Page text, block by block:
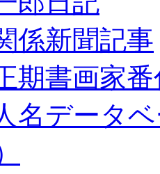
係新聞記事
期書画家
名データ